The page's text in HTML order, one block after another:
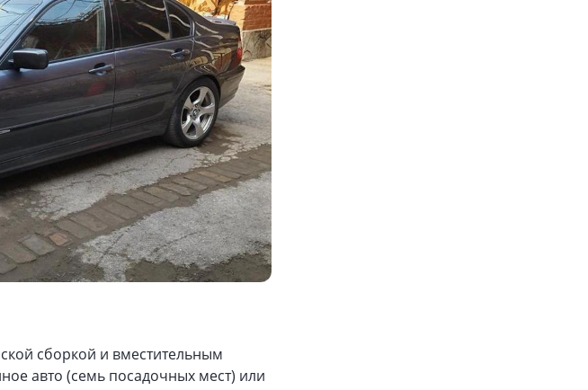
сборкой и вместительным
авто (семь посадочных мест) или